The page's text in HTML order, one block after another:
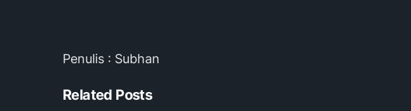
‎Penulis : Subhan
Related Posts